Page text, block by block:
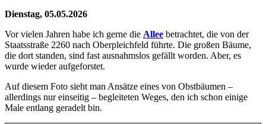
Dienstag, 05.05.2026
Vor vielen Jahren habe ich gerne die Allee betrachtet, die von der
Staatsstraße 2260 nach Oberpleichfeld führte. Die großen Bäume,
die dort standen, sind fast ausnahmslos gefällt worden. Aber, es
wurde wieder aufgeforstet.
Auf diesem Foto sieht man Ansätze eines von Obstbäumen –
allerdings nur einseitig – begleiteten Weges, den ich schon einige
Male entlang geradelt bin.